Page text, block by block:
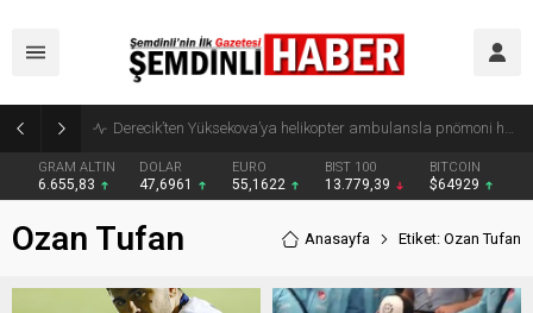
Derecik’ten Yüksekova’ya helikopter ambulansla pnömoni hastası nakli
GRAM ALTIN
6.655,83
DOLAR
47,6961
EURO
55,1622
BIST 100
13.779,39
BITCOIN
$64929
Ozan Tufan Anasayfa Etiket: Ozan Tufan